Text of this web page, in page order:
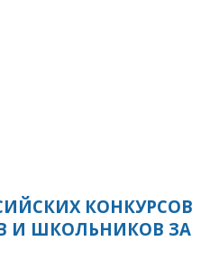
КОНКУРСОВ
И ШКОЛЬНИКОВ ЗА